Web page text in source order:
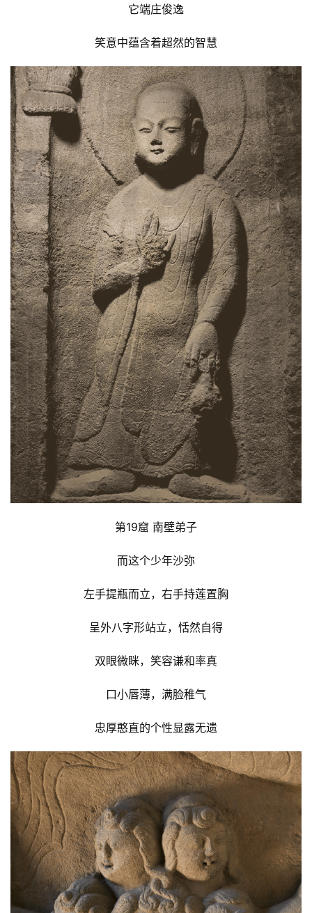
它端庄俊逸
笑意中蕴含着超然的智慧
第19窟 南壁弟子
而这个少年沙弥
左手提瓶而立，右手持莲置胸
呈外八字形站立，恬然自得
双眼微眯，笑容谦和率真
口小唇薄，满脸稚气
忠厚憨直的个性显露无遗